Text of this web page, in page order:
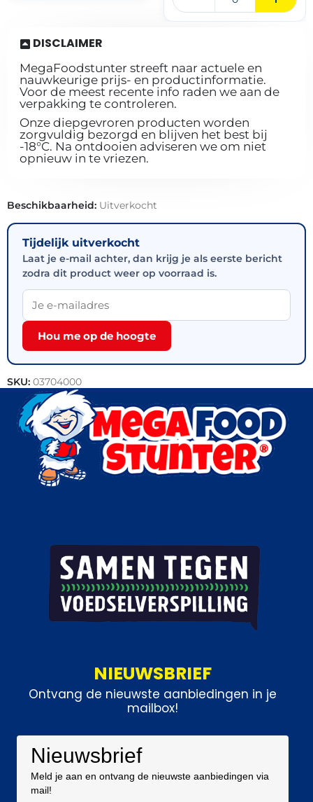
DISCLAIMER
MegaFoodstunter streeft naar actuele en
nauwkeurige prijs- en productinformatie.
Voor de meest recente info raden we aan de
verpakking te controleren.
Onze diepgevroren producten worden
zorgvuldig bezorgd en blijven het best bij
-18°C. Na ontdooien adviseren we om niet
opnieuw in te vriezen.
Beschikbaarheid: Uitverkocht
Tijdelijk uitverkocht
Laat je e-mail achter, dan krijg je als eerste bericht
zodra dit product weer op voorraad is.
Hou me op de hoogte
SKU: 03704000
Categorieën:IJs
NIEUWSBRIEF
Ontvang de nieuwste aanbiedingen in je
mailbox!
Nieuwsbrief
Meld je aan en ontvang de nieuwste aanbiedingen via
mail!